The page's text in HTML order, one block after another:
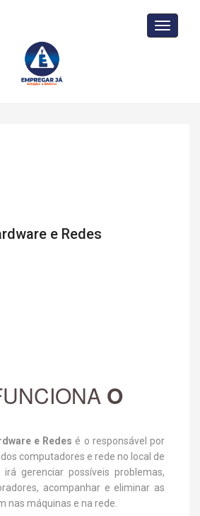
Toggle
e Redes
O
e Redes é o responsável por
computadores e rede no local de
gerenciar possíveis problemas,
acompanhar e eliminar as
nas máquinas e na rede.